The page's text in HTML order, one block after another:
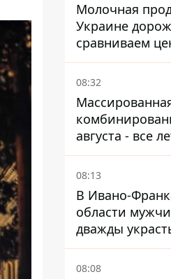
Молочная
Украине
сравниваем
в
08:32
августа - все
Одессу, есть
ракет
08:13
В Ивано-
области
дважды
из Эпицентра
приговор
08:08